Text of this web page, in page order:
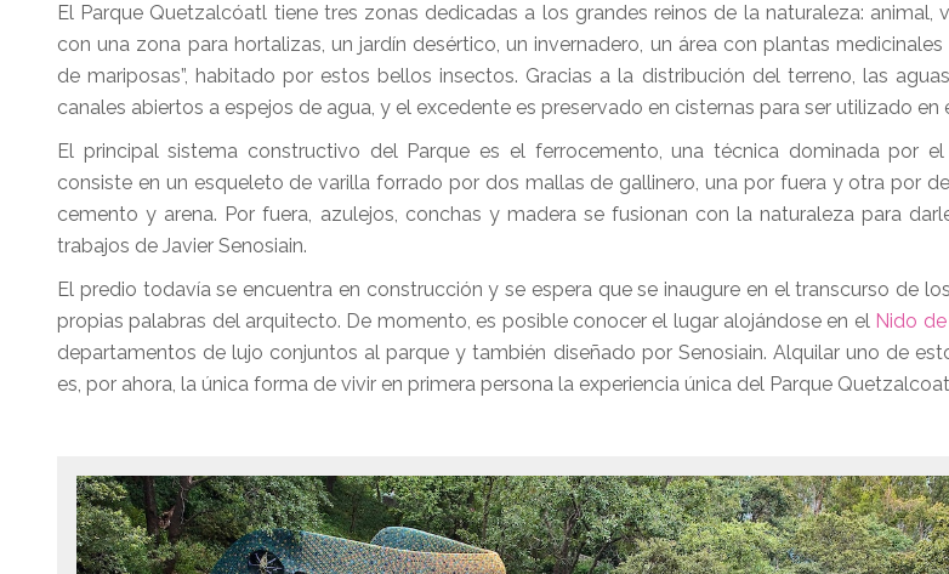
El Parque Quetzalcóatl tiene tres zonas dedicadas a los grandes reinos de la naturaleza: animal,
con una zona para hortalizas, un jardín desértico, un invernadero, un área con plantas
de mariposas”, habitado por estos bellos insectos. Gracias a la distribución del terreno, las
canales abiertos a espejos de agua, y el excedente es preservado en cisternas para ser utilizado en
El principal sistema constructivo del Parque es el ferrocemento, una técnica dominada por
consiste en un esqueleto de varilla forrado por dos mallas de gallinero, una por fuera y otra por
cemento y arena. Por fuera, azulejos, conchas y madera se fusionan con la naturaleza para
trabajos de Javier Senosiain.
El predio todavía se encuentra en construcción y se espera que se inaugure en el transcurso de
propias palabras del arquitecto. De momento, es posible conocer el lugar alojándose en el Nido
departamentos de lujo conjuntos al parque y también diseñado por Senosiain. Alquilar uno de
es, por ahora, la única forma de vivir en primera persona la experiencia única del Parque